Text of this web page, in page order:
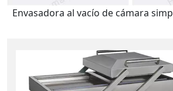
Envasadora al vacío de cámara